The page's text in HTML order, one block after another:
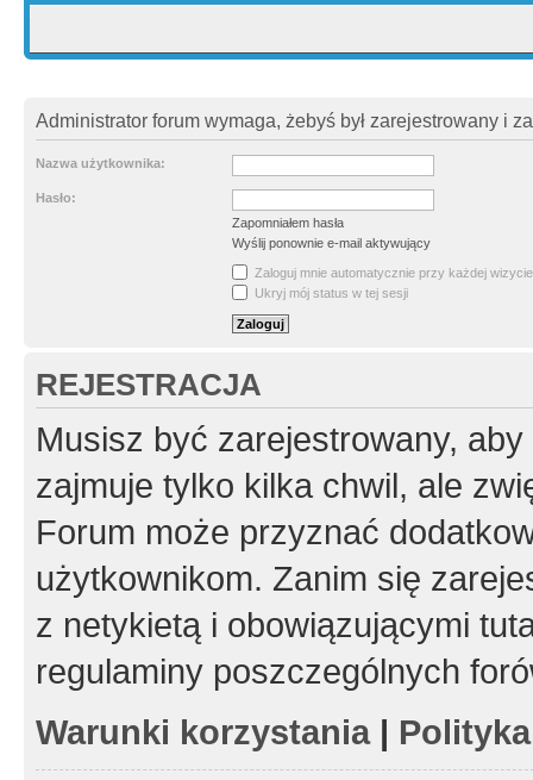
Administrator forum wymaga, żebyś był zarejestrowany i
Nazwa użytkownika:
Hasło:
Zapomniałem hasła
Wyślij ponownie e-mail aktywujący
Zaloguj mnie automatycznie przy każdej wizycie
Ukryj mój status w tej sesji
REJESTRACJA
Musisz być zarejestrowany,
zajmuje tylko kilka chwil, ale
Forum może przyznać
użytkownikom. Zanim się
z netykietą i obowiązującymi
regulaminy poszczególnych
Warunki korzystania|